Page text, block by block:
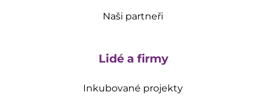
Naši partneři
Lidé a firmy
Inkubované projekty